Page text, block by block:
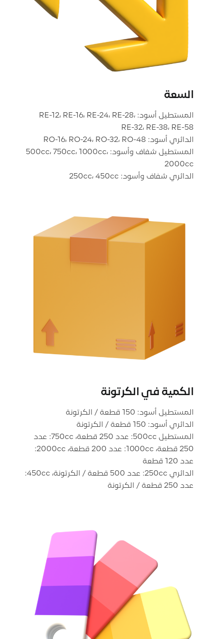
السعة
المستطيل أسود: RE-12، RE-16، RE-24، RE-28،
المستطيل شفاف وأسود: 500cc، 750cc، 1000cc،
الدائري شفاف وأسود: 250cc، 450cc
الكمية في الكرتونة
المستطيل 500cc: عدد 250 قطعة، 750cc: عدد
250 قطعة، 1000cc: عدد 200 قطعة، 2000cc:
الدائري 250cc: عدد 500 قطعة / الكرتونة، 450cc:
عدد 250 قطعة / الكرتونة